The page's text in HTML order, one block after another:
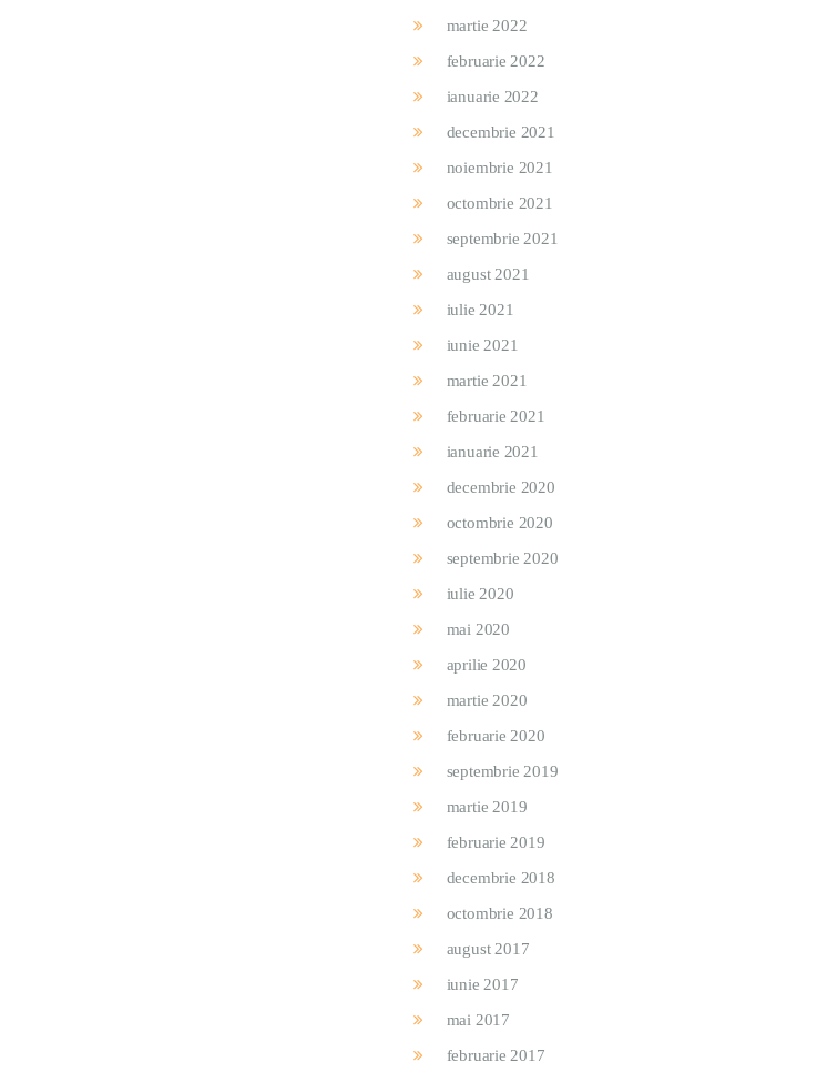
martie 2022
februarie 2022
ianuarie 2022
decembrie 2021
noiembrie 2021
octombrie 2021
septembrie 2021
august 2021
iulie 2021
iunie 2021
martie 2021
februarie 2021
ianuarie 2021
decembrie 2020
octombrie 2020
septembrie 2020
iulie 2020
mai 2020
aprilie 2020
martie 2020
februarie 2020
septembrie 2019
martie 2019
februarie 2019
decembrie 2018
octombrie 2018
august 2017
iunie 2017
mai 2017
februarie 2017